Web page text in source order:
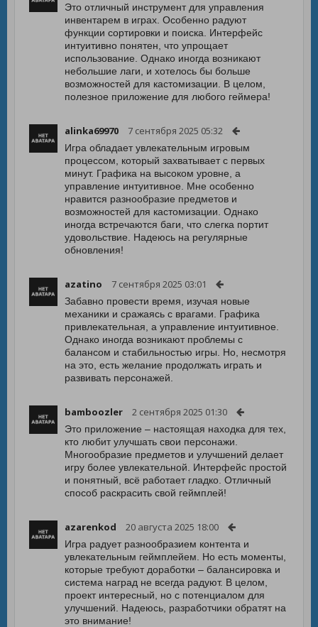
Это отличный инструмент для управления
инвентарем в играх. Особенно радуют
функции сортировки и поиска. Интерфейс
интуитивно понятен, что упрощает
использование. Однако иногда возникают
небольшие лаги, и хотелось бы больше
возможностей для кастомизации. В целом,
полезное приложение для любого геймера!
alinka69970 7 сентября 2025 05:32
Игра обладает увлекательным игровым
процессом, который захватывает с первых
минут. Графика на высоком уровне, а
управление интуитивное. Мне особенно
нравится разнообразие предметов и
возможностей для кастомизации. Однако
иногда встречаются баги, что слегка портит
удовольствие. Надеюсь на регулярные
обновления!
azatino 7 сентября 2025 03:01
Забавно провести время, изучая новые
механики и сражаясь с врагами. Графика
привлекательная, а управление интуитивное.
Однако иногда возникают проблемы с
балансом и стабильностью игры. Но, несмотря
на это, есть желание продолжать играть и
развивать персонажей.
bamboozler 2 сентября 2025 01:30
Это приложение – настоящая находка для тех,
кто любит улучшать свои персонажи.
Многообразие предметов и улучшений делает
игру более увлекательной. Интерфейс простой
и понятный, всё работает гладко. Отличный
способ раскрасить свой геймплей!
azarenkod 20 августа 2025 18:00
Игра радует разнообразием контента и
увлекательным геймплейем. Но есть моменты,
которые требуют доработки – балансировка и
система наград не всегда радуют. В целом,
проект интересный, но с потенциалом для
улучшений. Надеюсь, разработчики обратят на
это внимание!